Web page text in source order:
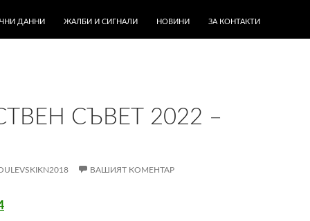
ДАННИ ЖАЛБИ И СИГНАЛИ НОВИНИ ЗА КОНТАКТИ
СЪВЕТ 2022 –
ВАШИЯТ КОМЕНТАР